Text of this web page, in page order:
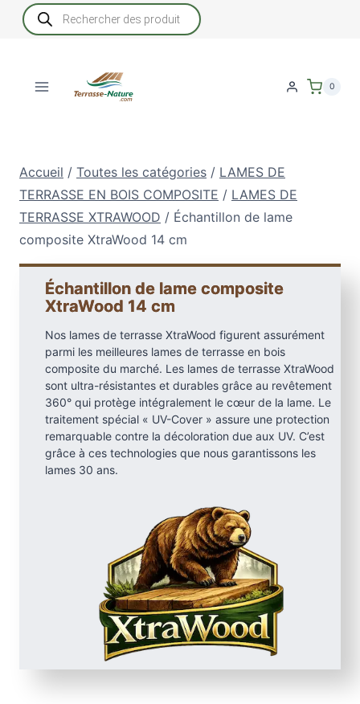
Recherche
de
produits
0
Accueil / Toutes les catégories / LAMES DE
TERRASSE EN BOIS COMPOSITE / LAMES DE
TERRASSE XTRAWOOD / Échantillon de lame
composite XtraWood 14 cm
Échantillon de lame composite
XtraWood 14 cm
Nos lames de terrasse XtraWood figurent assurément
parmi les meilleures lames de terrasse en bois
composite du marché. Les lames de terrasse XtraWood
sont ultra-résistantes et durables grâce au revêtement
360° qui protège intégralement le cœur de la lame. Le
traitement spécial « UV-Cover » assure une protection
remarquable contre la décoloration due aux UV. C’est
grâce à ces technologies que nous garantissons les
lames 30 ans.